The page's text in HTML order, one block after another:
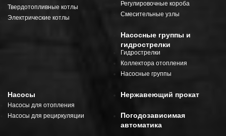
Твердотопливные котлы
Электрические котлы
Регулировочные короба
Смесительные узлы
Насосные группы и
гидрострелки
Гидрострелки
Коллектора отопления
Насосные группы
Насосы
Насосы для отопления
Насосы для рециркуляции
Нержавеющий прокат
Погодозависимая
автоматика